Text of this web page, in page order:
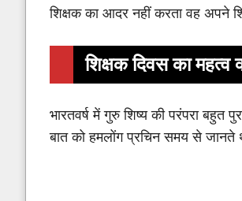
शिक्षक का आदर नहीं करता वह अपने
शिक्षक दिवस का महत्व
भारतवर्ष में गुरु शिष्य की परंपरा बहुत
बात को हमलोंग प्रचिन समय से जानते